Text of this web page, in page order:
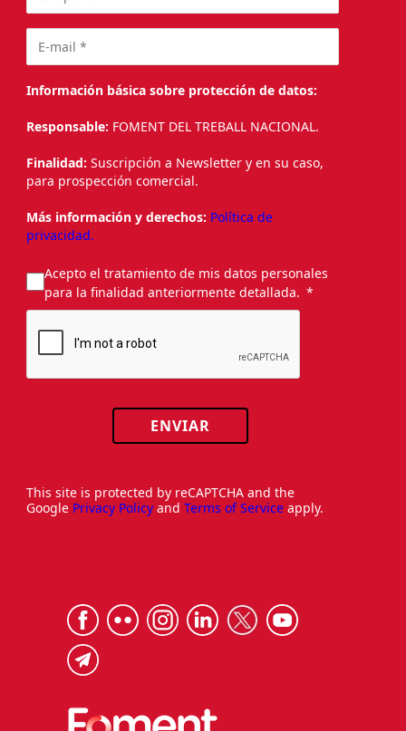
Información básica sobre protección de datos:
Responsable: FOMENT DEL TREBALL NACIONAL.
Finalidad: Suscripción a Newsletter y en su caso,
para prospección comercial.
Más información y derechos: Política de
privacidad.
Acepto el tratamiento de mis datos personales
para la finalidad anteriormente detallada.
ENVIAR
This site is protected by reCAPTCHA and the
Google Privacy Policy and Terms of Service apply.